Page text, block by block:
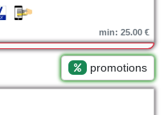
min: 25.00 €
promotions